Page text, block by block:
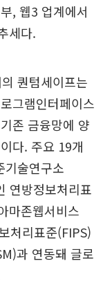
, 웹3 업계에서
세다.
퀀텀세이프는
그램인터페이스
존 금융망에 양
다. 주요 19개
기술연구소
연방정보처리표
마존웹서비스
처리표준(FIPS)
과 연동돼 글로